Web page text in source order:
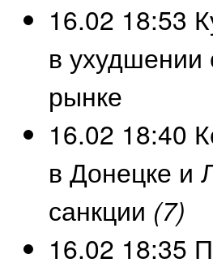
16.02 18:53
в
рынке
16.02 18:40
в Донецке и
санкции (7)
16.02 18:35